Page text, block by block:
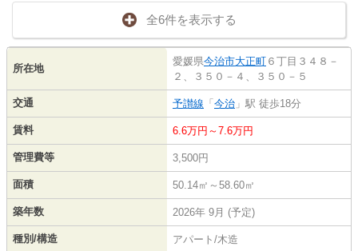
全6件を表示する
所在地
愛媛県今治市大正町 ６丁目３４８－
２、３５０－４、３５０－５
交通 予讃線 「 今治 」駅 徒歩18分
賃料 6.6万円～7.6万円
管理費等 3,500円
面積 50.14㎡～58.60㎡
築年数 2026年 9月 (予定)
種別/構造 アパート/木造